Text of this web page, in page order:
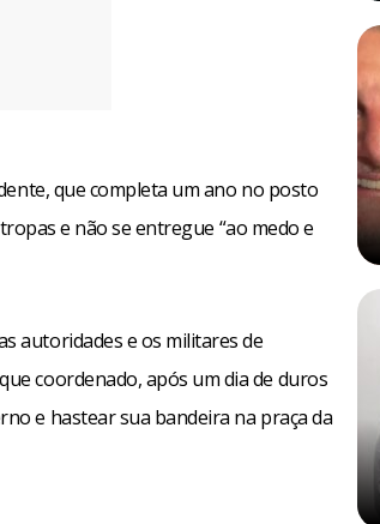
que completa um ano no posto
e não se entregue “ao medo e
autoridades e os militares de
coordenado, após um dia de duros
e hastear sua bandeira na praça da